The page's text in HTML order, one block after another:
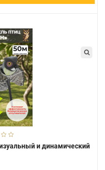
и динамический